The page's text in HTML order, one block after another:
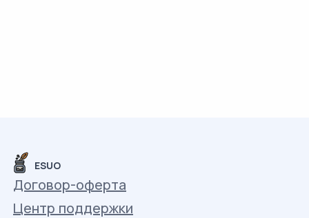
ESUO
Договор-оферта
Центр поддержки